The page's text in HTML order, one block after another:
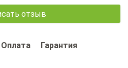
отзыв
Оплата Гарантия